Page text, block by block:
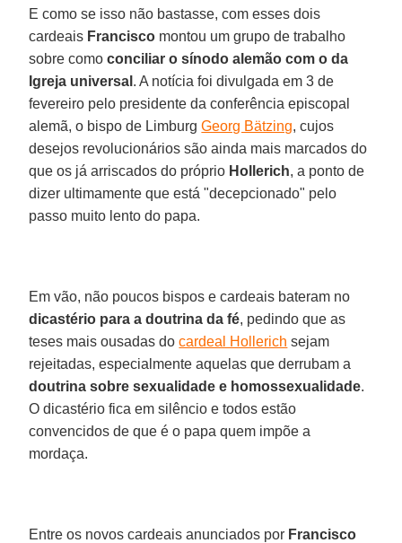
E como se isso não bastasse, com esses dois
cardeais Francisco montou um grupo de trabalho
sobre comoconciliar o sínodo alemão com o da
Igreja universal . A notícia foi divulgada em 3 de
fevereiro pelo presidente da conferência episcopal
alemã, o bispo de LimburgGeorg Bätzing, cujos
desejos revolucionários são ainda mais marcados do
que os já arriscados do próprio Hollerich, a ponto de
dizer ultimamente que está "decepcionado" pelo
passo muito lento do papa.
Em vão, não poucos bispos e cardeais bateram no
dicastério para a doutrina da fé, pedindo que as
teses mais ousadas docardeal Hollerich sejam
rejeitadas, especialmente aquelas que derrubam a
doutrina sobre sexualidade e homossexualidade.
O dicastério fica em silêncio e todos estão
convencidos de que é o papa quem impõe a
mordaça.
Entre os novos cardeais anunciados por Francisco